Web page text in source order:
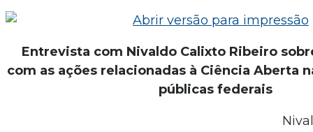
Entrevista com Nivaldo Calixto Ribeiro
com as ações relacionadas à Ciência Aberta
públicas federais